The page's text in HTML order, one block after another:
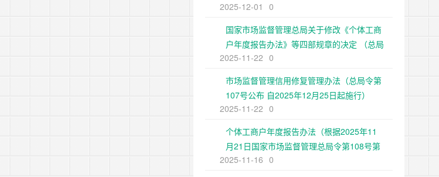
第108号第二次修正）
2025-12-01
0
国家市场监督管理总局关于修改《个体工商
户年度报告办法》等四部规章的决定 （总局
令第108号公布 自2025年12月25日起施
2025-11-22 0
市场监督管理信用修复管理办法（总局令第
107号公布 自2025年12月25日起施行）
2025-11-22 0
个体工商户年度报告办法（根据2025年11
月21日国家市场监督管理总局令第108号第
二次修正）
2025-11-16 0